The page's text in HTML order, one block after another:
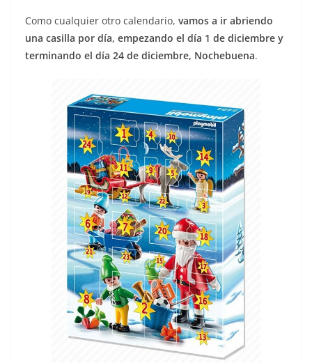
Como cualquier otro calendario, vamos a ir abriendo
una casilla por día, empezando el día 1 de diciembre y
terminando el día 24 de diciembre, Nochebuena.